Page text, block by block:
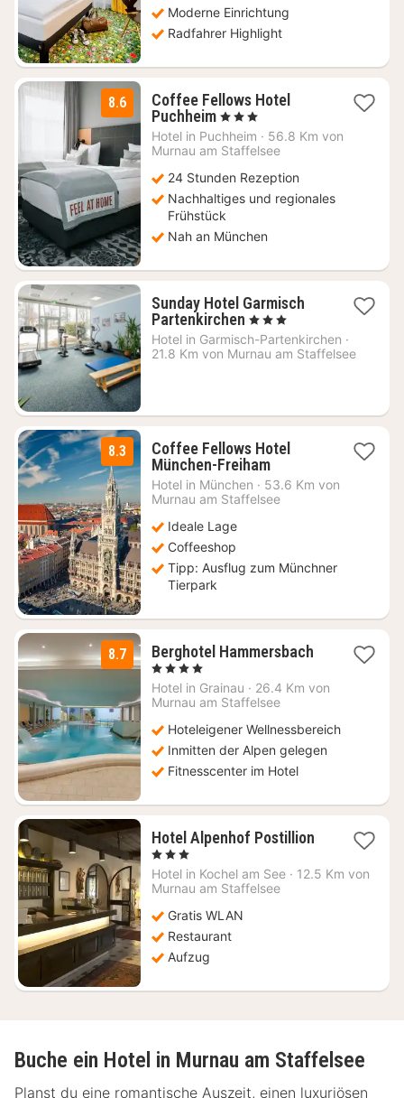
Moderne Einrichtung
Radfahrer Highlight
8.6
Coffee Fellows Hotel
Puchheim2
Nächte
ab
€
, 3 Sterne
Hotel in Puchheim · 56.8 Km von
Murnau am Staffelsee
24 Stunden Rezeption
Nachhaltiges und regionales
Frühstück
Nah an München
Sunday Hotel Garmisch
Partenkirchen 1
Nacht
ab
, 3 Sterne
Hotel in Garmisch-Partenkirchen ·
21.8 Km von Murnau am Staffelsee
8.3
Coffee Fellows Hotel
München-Freiham2
Nächte
ab
Hotel in München · 53.6 Km von
Murnau am Staffelsee
Ideale Lage
Coffeeshop
Tipp: Ausflug zum Münchner
Tierpark
8.7 Berghotel Hammersbach1
ab
, 4 Sterne
Hotel in Grainau · 26.4 Km von
Murnau am Staffelsee
Hoteleigener Wellnessbereich
Inmitten der Alpen gelegen
Fitnesscenter im Hotel
Hotel Alpenhof Postillion1
ab
, 3 Sterne
Hotel in Kochel am See · 12.5 Km von
Murnau am Staffelsee
Gratis WLAN
Restaurant
Aufzug
Buche ein Hotel in Murnau am Staffelsee
Planst du eine romantische Auszeit, einen luxuriösen